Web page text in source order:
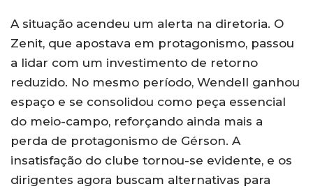
A situação acendeu um alerta na diretoria. O
Zenit, que apostava em protagonismo, passou
a lidar com um investimento de retorno
reduzido. No mesmo período, Wendell ganhou
espaço e se consolidou como peça essencial
do meio-campo, reforçando ainda mais a
perda de protagonismo de Gérson. A
insatisfação do clube tornou-se evidente, e os
dirigentes agora buscam alternativas para